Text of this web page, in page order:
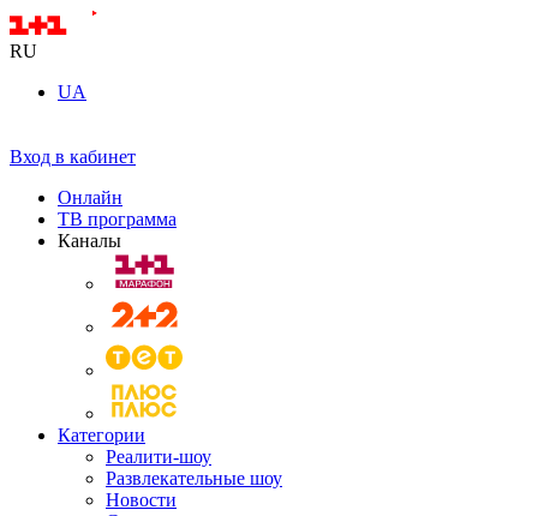
RU
UA
Вход в кабинет
Онлайн
ТВ программа
Каналы
Категории
Реалити-шоу
Развлекательные шоу
Новости